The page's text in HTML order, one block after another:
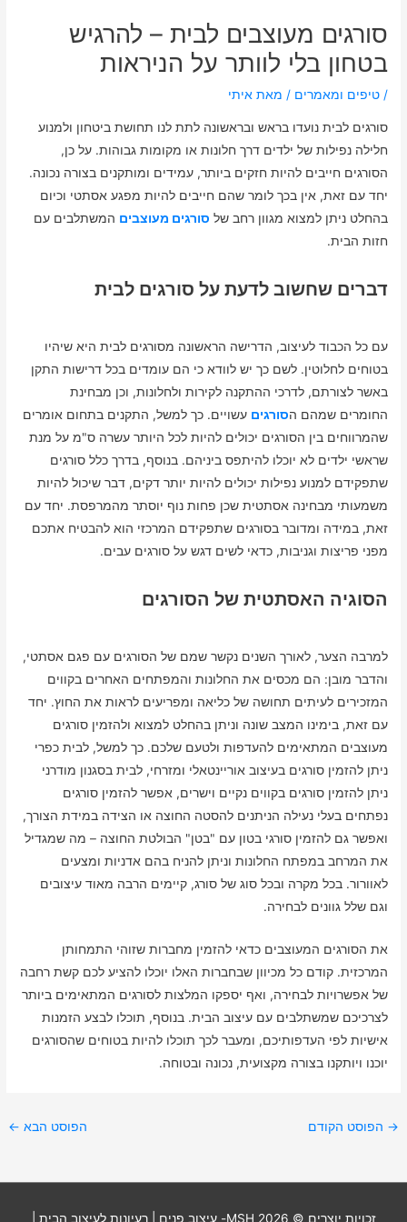
סורגים מעוצבים לבית – להרגיש
בטחון בלי לוותר על הניראות
/טיפים ומאמרים / מאתאיתי
סורגים לבית נועדו בראש ובראשונה לתת לנו תחושת ביטחון ולמנוע
חלילה נפילות של ילדים דרך חלונות או מקומות גבוהות. על כן,
הסורגים חייבים להיות חזקים ביותר, עמידים ומותקנים בצורה נכונה.
יחד עם זאת, אין בכך לומר שהם חייבים להיות מפגע אסתטי וכיום
בהחלט ניתן למצוא מגוון רחב של סורגים מעוצבים המשתלבים עם
חזות הבית.
דברים שחשוב לדעת על סורגים לבית
עם כל הכבוד לעיצוב, הדרישה הראשונה מסורגים לבית היא שיהיו
בטוחים לחלוטין. לשם כך יש לוודא כי הם עומדים בכל דרישות התקן
באשר לצורתם, לדרכי ההתקנה לקירות ולחלונות, וכן מבחינת
החומרים שמהם הסורגים עשויים. כך למשל, התקנים בתחום אומרים
שהמרווחים בין הסורגים יכולים להיות לכל היותר עשרה ס"מ על מנת
שראשי ילדים לא יוכלו להיתפס ביניהם. בנוסף, בדרך כלל סורגים
שתפקידם למנוע נפילות יכולים להיות יותר דקים, דבר שיכול להיות
משמעותי מבחינה אסתטית שכן פחות נוף יוסתר מהמרפסת. יחד עם
זאת, במידה ומדובר בסורגים שתפקידם המרכזי הוא להבטיח אתכם
מפני פריצות וגניבות, כדאי לשים דגש על סורגים עבים.
הסוגיה האסתטית של הסורגים
למרבה הצער, לאורך השנים נקשר שמם של הסורגים עם פגם אסתטי,
והדבר מובן: הם מכסים את החלונות והמפתחים האחרים בקווים
המזכירים לעיתים תחושה של כליאה ומפריעים לראות את החוץ. יחד
עם זאת, בימינו המצב שונה וניתן בהחלט למצוא ולהזמין סורגים
מעוצבים המתאימים להעדפות ולטעם שלכם. כך למשל, לבית כפרי
ניתן להזמין סורגים בעיצוב אוריינטאלי ומזרחי, לבית בסגנון מודרני
ניתן להזמין סורגים בקווים נקיים וישרים, אפשר להזמין סורגים
נפתחים בעלי נעילה הניתנים להסטה החוצה או הצידה במידת הצורך,
ואפשר גם להזמין סורגי בטון עם "בטן" הבולטת החוצה – מה שמגדיל
את המרחב במפתח החלונות וניתן להניח בהם אדניות ומצעים
לאוורור. בכל מקרה ובכל סוג של סורג, קיימים הרבה מאוד עיצובים
וגם שלל גוונים לבחירה.
את הסורגים המעוצבים כדאי להזמין מחברות שזוהי התמחותן
המרכזית. קודם כל מכיוון שבחברות האלו יוכלו להציע לכם קשת רחבה
של אפשרויות לבחירה, ואף יספקו המלצות לסורגים המתאימים ביותר
לצרכיכם שמשתלבים עם עיצוב הבית. בנוסף, תוכלו לבצע הזמנות
אישיות לפי העדפותיכם, ומעבר לכך תוכלו להיות בטוחים שהסורגים
יוכנו ויותקנו בצורה מקצועית, נכונה ובטוחה.
→ הפוסט הקודם הפוסט הבא ←
זכויות יוצרים © 2026 MSH- עיצוב פנים | רעיונות לעיצוב הבית